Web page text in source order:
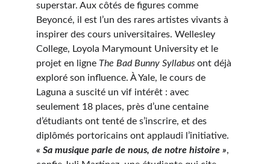
superstar. Aux côtés de figures comme
Beyoncé, il est l’un des rares artistes vivants à
inspirer des cours universitaires. Wellesley
College, Loyola Marymount University et le
projet en ligne The Bad Bunny Syllabus ont déjà
exploré son influence. À Yale, le cours de
Laguna a suscité un vif intérêt : avec
seulement 18 places, près d’une centaine
d’étudiants ont tenté de s’inscrire, et des
diplômés portoricains ont applaudi l’initiative.
« Sa musique parle de nous, de notre histoire »,